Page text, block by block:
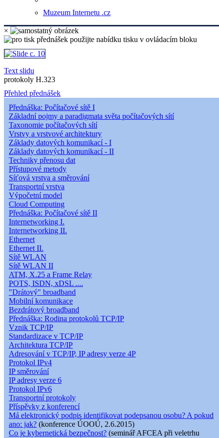
Muzeum Internetu .cz
×
Text slidu
protokoly H.323
Přehled přednášek
Přednáška: Počítačové sítě I
Základní pojmy a paradigmata světa počítačových sítí
Taxonomie počítačových sítí
Vrstvy a vrstvové architektury
Základy datových komunikací - I
Základy datových komunikací - II
Techniky přenosu dat
Přístupové metody
Síťová vrstva a směrování
Transportní vrstva
Výpočetní model
Cloud Computing
Přednáška: Počítačové sítě II
Internetworking I.
Internetworking II.
Ethernet
Ethernet II.
Sítě WLAN
Sítě WLAN II
ATM, X.25 a Frame Relay
POTS, ISDN, xDSL ....
"Drátový" broadband
Mobilní komunikace
Bezdrátový broadband
Přednáška: Rodina protokolů TCP/IP
Vznik TCP/IP
Standardizace v TCP/IP
Architektura TCP/IP
Adresování v TCP/IP, IP adresy verze 4P
Protokol IPv4
IP směrování
IP adresy verze 6
Protokol IPv6
Transportní protokoly
Příspěvky z konferencí
Má elektronický podpis identifikovat podepsanou osobu? A pokud
ano: jak? (konference ÚOOÚ, 2.6.2015)
Co je kybernetická bezpečnost? (seminář AFCEA při veletrhu